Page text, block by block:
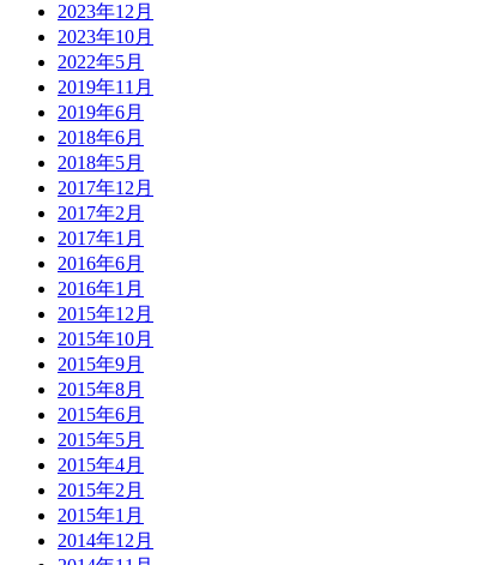
2023年12月
2023年10月
2022年5月
2019年11月
2019年6月
2018年6月
2018年5月
2017年12月
2017年2月
2017年1月
2016年6月
2016年1月
2015年12月
2015年10月
2015年9月
2015年8月
2015年6月
2015年5月
2015年4月
2015年2月
2015年1月
2014年12月